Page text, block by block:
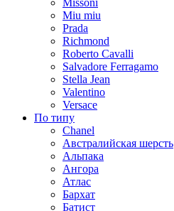
Miu miu
Prada
Richmond
Roberto Cavalli
Salvadore Ferragamo
Stella Jean
Valentino
Versace
По типу
Chanel
Австралийская шерсть
Альпака
Ангора
Атлас
Бархат
Батист